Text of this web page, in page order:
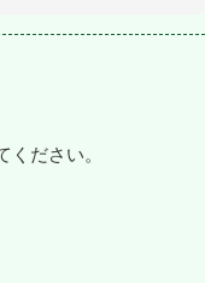
ださい。